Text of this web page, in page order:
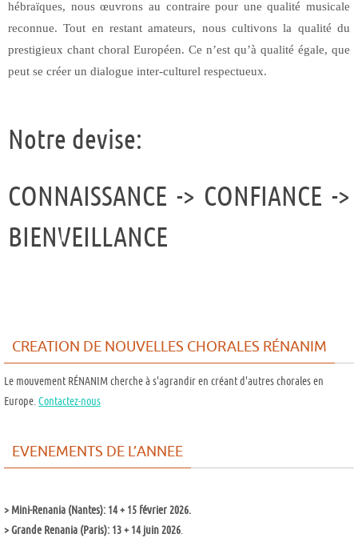
hébraïques, nous œuvrons au contraire pour une qualité musicale
reconnue. Tout en restant amateurs, nous cultivons la qualité du
prestigieux chant choral Européen. Ce n’est qu’à qualité égale, que
peut se créer un dialogue inter-culturel respectueux.
Notre devise:
CONNAISSANCE -> CONFIANCE ->
BIENVEILLANCE
CREATION DE NOUVELLES CHORALES RÉNANIM
Le mouvement RÉNANIM cherche à s'agrandir en créant d'autres chorales en
Europe.Contactez-nous
EVENEMENTS DE L’ANNEE
> Mini-Renania (Nantes): 14 + 15 février 2026.
>Grande Renania (Paris): 13 + 14 juin 2026.